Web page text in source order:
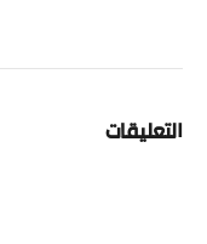
التعليقات